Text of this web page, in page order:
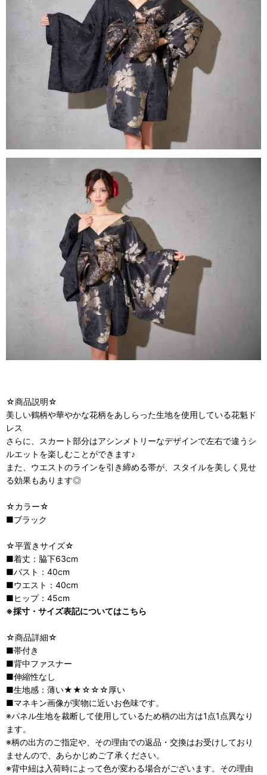
☆商品説明☆
美しい鶴柄や華やかな花柄をあしらった生地を使用している花魁ド
レス
さらに、スカート部分はアシンメトリーなデザインで左右で違うシ
ルエットを楽しむことができます♪
また、ウエストのラインを引き締める帯が、スタイルを美しく見せ
る効果もあります◎
☆カラー☆
■ブラック
☆平置きサイズ☆
■着丈：脇下63cm
■バスト：40cm
■ウエスト：40cm
■ヒップ：45cm
※採寸・サイズ表記についてはこちら
☆商品詳細☆
■帯付き
■背中ファスナー
■伸縮性なし
■生地感：薄い★★☆☆☆厚い
■マネキン画像が実物に近いお色味です。
※パネル生地を裁断して使用しているため柄の出方は1点1点異なり
ます。
※柄の出方のご指定や、その理由での返品・交換はお受けしており
ませんので、あらかじめご了承ください。
※背中紐は入荷時によって色が変わる場合がございます。その理由